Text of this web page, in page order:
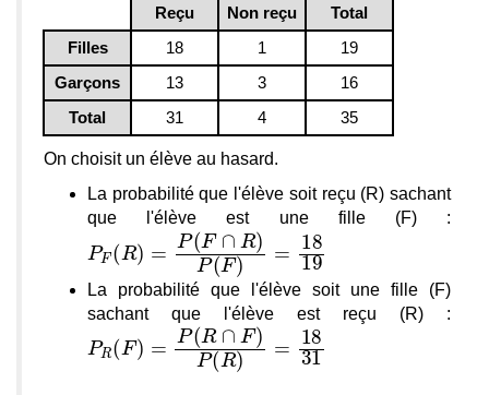
Reçu Non reçu
Total
Filles
18 1
19
Garçons
13 3
16
Total
31 4 35
On choisit un élève au hasard.
La probabilité que l'élève soit reçu (R) sachant
que l'élève est une fille (F) :
La probabilité que l'élève soit une fille (F)
sachant que l'élève est reçu (R) :